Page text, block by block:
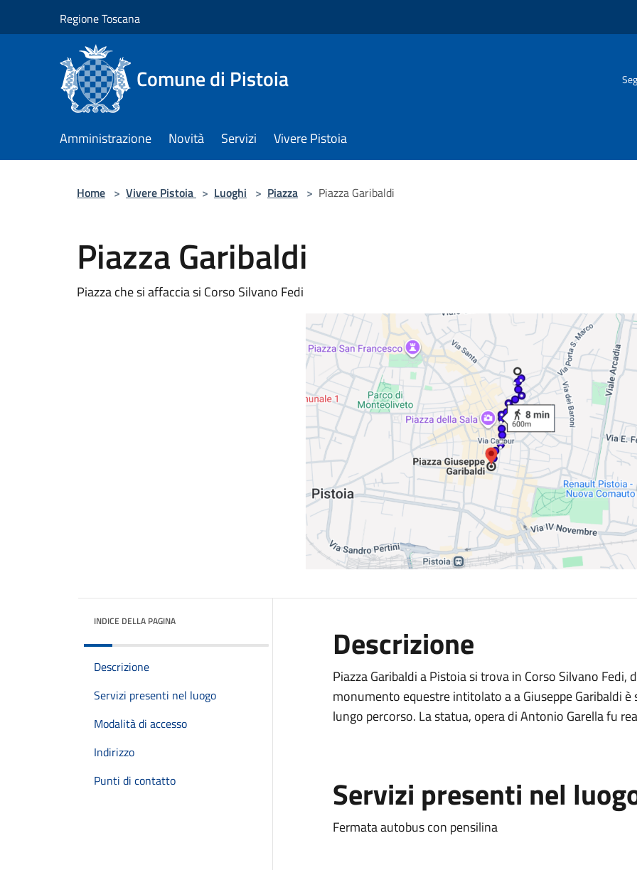
Regione Toscana
Comune di Pistoia
Amministrazione Novità Servizi Vivere Pistoia
Home > Vivere Pistoia > Luoghi > Piazza > Piazza Garibaldi
Piazza Garibaldi
Piazza che si affaccia si Corso Silvano Fedi
INDICE DELLA PAGINA
Descrizione
Servizi presenti nel luogo
Modalità di accesso
Indirizzo
Punti di contatto
Descrizione
Piazza Garibaldi a Pistoia si trova in Corso Silvano
monumento equestre intitolato a a Giuseppe Garibaldi
lungo percorso. La statua, opera di Antonio Garella fu
Servizi presenti nel
Fermata autobus con pensilina